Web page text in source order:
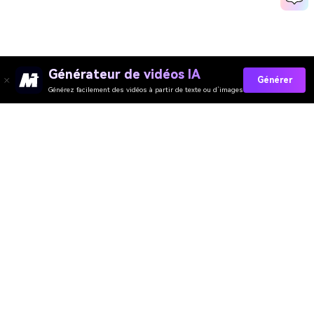
Générateur de vidéos IA
Générez facilement des vidéos à partir de texte ou d’images
Générer